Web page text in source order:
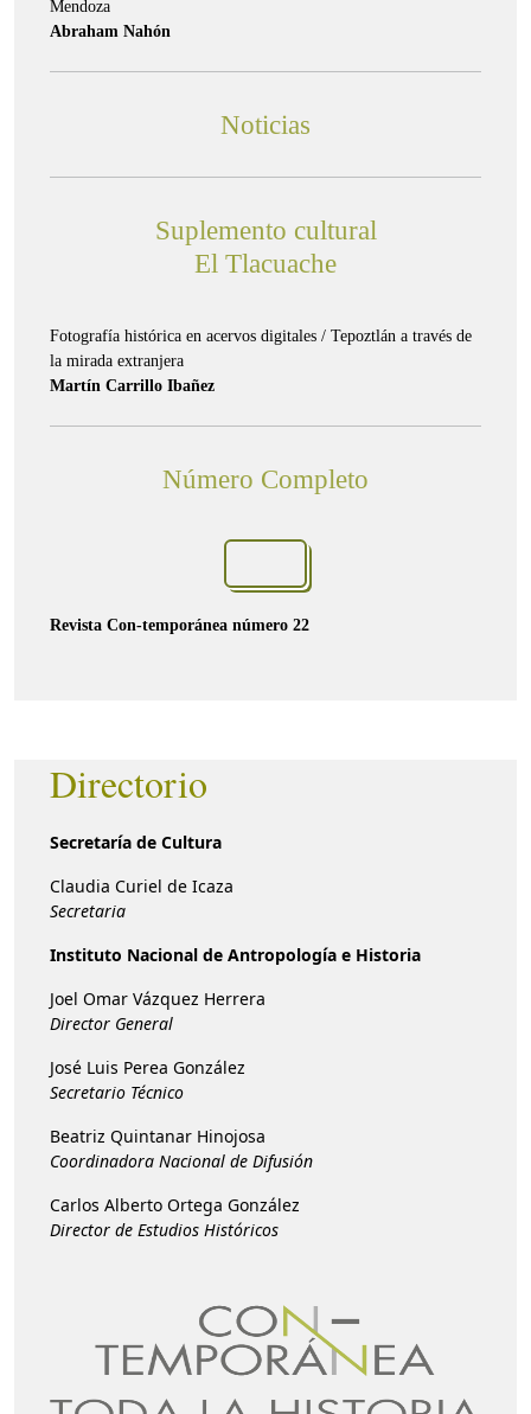
Mendoza
Abraham Nahón
Noticias
Suplemento cultural
El Tlacuache
Fotografía histórica en acervos digitales / Tepoztlán a través de
la mirada extranjera
Martín Carrillo Ibañez
Número Completo
Revista Con-temporánea número 22
Directorio
Secretaría de Cultura
Claudia Curiel de Icaza
Secretaria
Instituto Nacional de Antropología e Historia
Joel Omar Vázquez Herrera
Director General
José Luis Perea González
Secretario Técnico
Beatriz Quintanar Hinojosa
Coordinadora Nacional de Difusión
Carlos Alberto Ortega González
Director de Estudios Históricos